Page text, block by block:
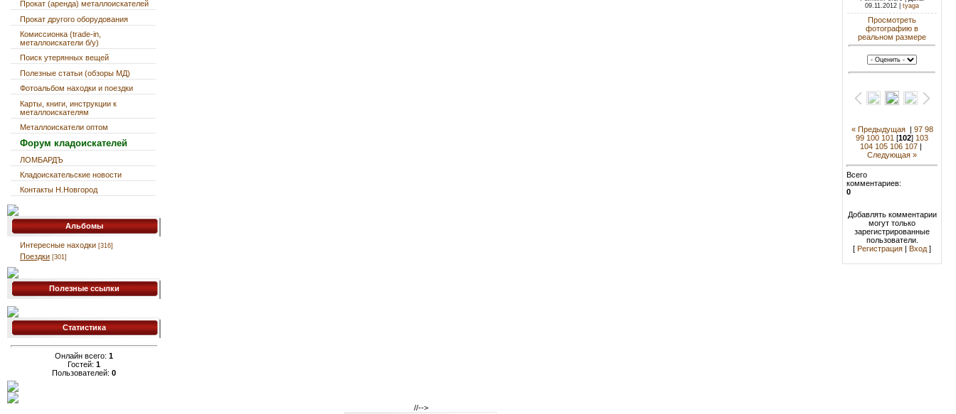
Прокат (аренда) металлоискателей
Прокат другого оборудования
Комиссионка (trade-in,
металлоискатели б/у)
Поиск утерянных вещей
Полезные статьи (обзоры МД)
Фотоальбом находки и поездки
Карты, книги, инструкции к
металлоискателям
Металлоискатели оптом
Форум кладоискателей
ЛОМБАРДЪ
Кладоискательские новости
Контакты Н.Новгород
Альбомы
Интересные находки [316]
Поездки [301]
Полезные ссылки
Статистика
Онлайн всего: 1
Гостей: 1
Пользователей: 0
//-->
09.11.2012 | tyaga
Просмотреть
фотографию в
реальном размере
« Предыдущая| 97 98
99 100 101 [102] 103
104 105 106 107 |
Следующая »
Всего
комментариев:
0
Добавлять комментарии
могут только
зарегистрированные
пользователи.
[ Регистрация Вход ]